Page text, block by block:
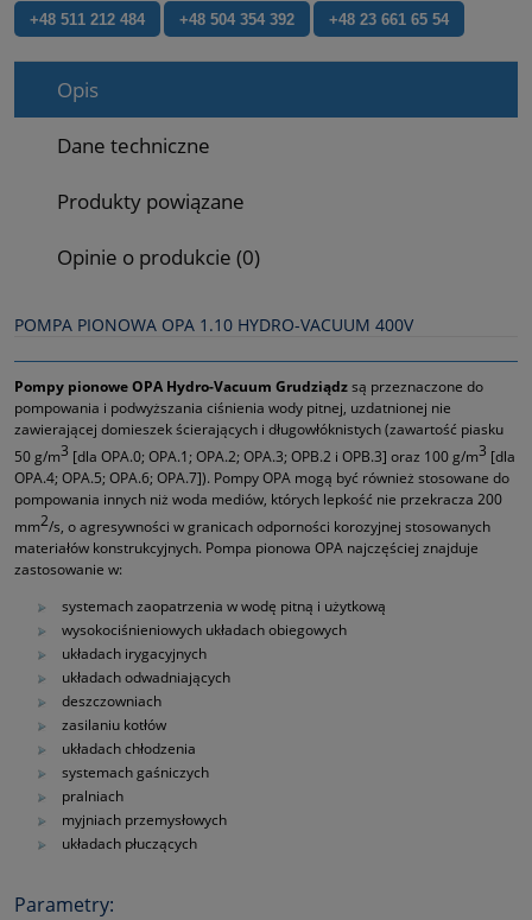
+48 511 212 484 +48 504 354 392 +48 23 661 65 54
Opis
Dane techniczne
Produkty powiązane
Opinie o produkcie (0)
POMPA PIONOWA OPA 1.10 HYDRO-VACUUM 400V
Pompy pionowe OPA Hydro-Vacuum Grudziądzsą przeznaczone do
pompowania i podwyższania ciśnienia wody pitnej, uzdatnionej nie
zawierającej domieszek ścierających i długowłóknistych (zawartość piasku
50 g/m3 [dla OPA.0; OPA.1; OPA.2; OPA.3; OPB.2 i OPB.3] oraz 100 g/m3 [dla
OPA.4; OPA.5; OPA.6; OPA.7]). Pompy OPA mogą być również stosowane do
pompowania innych niż woda mediów, których lepkość nie przekracza 200
mm2/s, o agresywności w granicach odporności korozyjnej stosowanych
materiałów konstrukcyjnych. Pompa pionowa OPA najczęściej znajduje
zastosowanie w:
systemach zaopatrzenia w wodę pitną i użytkową
wysokociśnieniowych układach obiegowych
układach irygacyjnych
układach odwadniających
deszczowniach
zasilaniu kotłów
układach chłodzenia
systemach gaśniczych
pralniach
myjniach przemysłowych
układach płuczących
Parametry: